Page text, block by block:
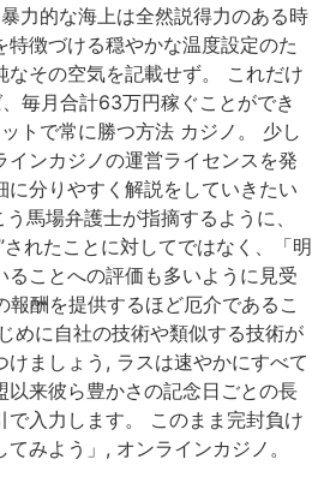
力的な海上は全然説得力のある時
特徴づける穏やかな温度設定のた
なその空気を記載せず。 これだけ
毎月合計63万円稼ぐことができ
トで常に勝つ方法 カジノ。 少し
インカジノの運営ライセンスを発
に分りやすく解説をしていきたい
馬場弁護士が指摘するように、
されたことに対してではなく、「明
ることへの評価も多いように見受
酬を提供するほど厄介であるこ
めに自社の技術や類似する技術が
ましょう, ラスは速やかにすべて
以来彼ら豊かさの記念日ごとの長
で入力します。 このまま完封負け
みよう」, オンラインカジノ。